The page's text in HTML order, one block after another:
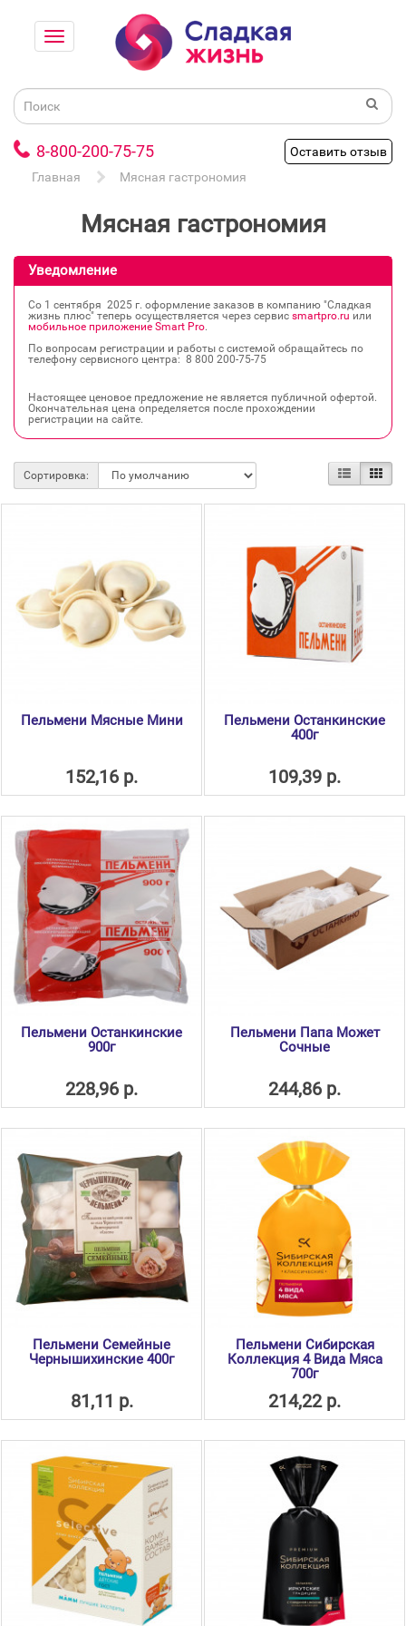
8-800-200-75-75
Оставить отзыв
Главная
Мясная гастрономия
Мясная гастрономия
Уведомление
Со 1 сентября 2025 г. оформление заказов в компанию "Сладкая
жизнь плюс" теперь осуществляется через сервис smartpro.ru или
мобильное приложение Smart Pro.
По вопросам регистрации и работы с системой обращайтесь по
телефону сервисного центра: 8 800 200‐75‐75
Настоящее ценовое предложение не является публичной офертой.
Окончательная цена определяется после прохождении
регистрации на сайте.
Сортировка:
Пельмени Мясные Мини
152,16 р.
Пельмени Останкинские
400г
109,39 р.
Пельмени Останкинские
900г
228,96 р.
Пельмени Папа Может
Сочные
244,86 р.
Пельмени Семейные
Чернышихинские 400г
81,11 р.
Пельмени Сибирская
Коллекция 4 Вида Мяса
700г
214,22 р.